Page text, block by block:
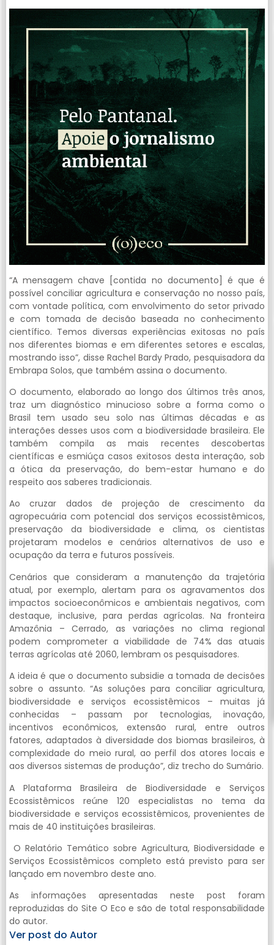
“A mensagem chave [contida no documento] é que é
possível conciliar agricultura e conservação no nosso país,
com vontade política, com envolvimento do setor privado
e com tomada de decisão baseada no conhecimento
científico. Temos diversas experiências exitosas no país
nos diferentes biomas e em diferentes setores e escalas,
mostrando isso”, disse Rachel Bardy Prado, pesquisadora da
Embrapa Solos, que também assina o documento.
O documento, elaborado ao longo dos últimos três anos,
traz um diagnóstico minucioso sobre a forma como o
Brasil tem usado seu solo nas últimas décadas e as
interações desses usos com a biodiversidade brasileira. Ele
também compila as mais recentes descobertas
científicas e esmiúça casos exitosos desta interação, sob
a ótica da preservação, do bem-estar humano e do
respeito aos saberes tradicionais.
Ao cruzar dados de projeção de crescimento da
agropecuária com potencial dos serviços ecossistêmicos,
preservação da biodiversidade e clima, os cientistas
projetaram modelos e cenários alternativos de uso e
ocupação da terra e futuros possíveis.
Cenários que consideram a manutenção da trajetória
atual, por exemplo, alertam para os agravamentos dos
impactos socioeconômicos e ambientais negativos, com
destaque, inclusive, para perdas agrícolas. Na fronteira
Amazônia – Cerrado, as variações no clima regional
podem comprometer a viabilidade de 74% das atuais
terras agrícolas até 2060, lembram os pesquisadores.
A ideia é que o documento subsidie a tomada de decisões
sobre o assunto. “As soluções para conciliar agricultura,
biodiversidade e serviços ecossistêmicos – muitas já
conhecidas – passam por tecnologias, inovação,
incentivos econômicos, extensão rural, entre outros
fatores, adaptados à diversidade dos biomas brasileiros, à
complexidade do meio rural, ao perfil dos atores locais e
aos diversos sistemas de produção”, diz trecho do Sumário.
A Plataforma Brasileira de Biodiversidade e Serviços
Ecossistêmicos reúne 120 especialistas no tema da
biodiversidade e serviços ecossistêmicos, provenientes de
mais de 40 instituições brasileiras.
O Relatório Temático sobre Agricultura, Biodiversidade e
Serviços Ecossistêmicos completo está previsto para ser
lançado em novembro deste ano.
As informações apresentadas neste post foram
reproduzidas do Site O Eco e são de total responsabilidade
do autor.
Ver post do Autor